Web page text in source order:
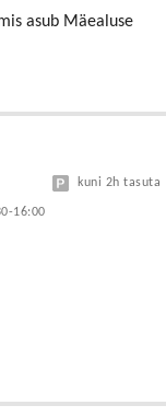
asub Mäealuse
16:00
kuni 2h tasuta